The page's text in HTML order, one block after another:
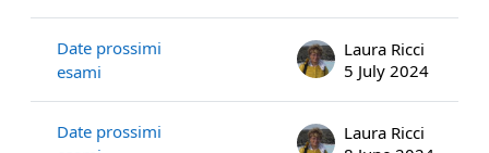
Date prossimi
esami
Laura Ricci
5 July 2024
Date prossimi
Laura Ricci